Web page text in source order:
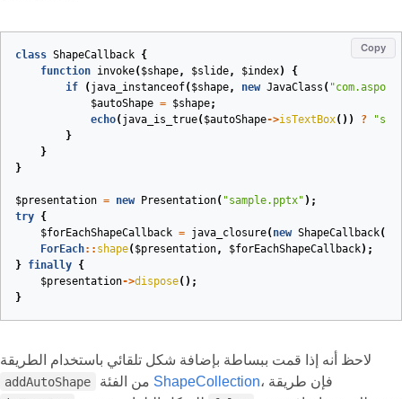
Copy
class ShapeCallback {
function invoke($shape, $slide, $index)
{
if
(java_instanceof($shape, new JavaClass (
$autoShape = $shape;
echo(java_is_true($autoShape->isTextBox()) ?
}
}
}
$presentation = new Presentation( "sample.pptx" );
try {
$forEachShapeCallback = java_closure(new ShapeCallback(),
ForEach:: shape($presentation, $forEachShapeCallback);
} finally {
$presentation->dispose();
}
لاحظ أنه إذا قمت ببساطة بإضافة شكل تلقائي باستخدام الطريقة
addAutoShape ShapeCollection ، فإن طريقة